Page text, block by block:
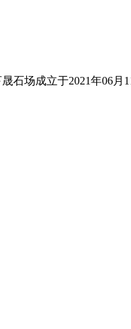
石场成立于2021年06月